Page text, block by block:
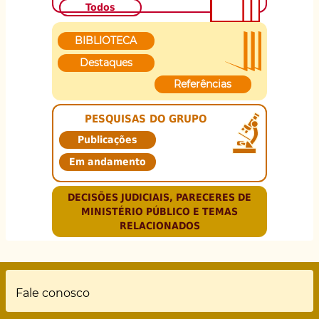
Todos
BIBLIOTECA
Destaques
Referências
PESQUISAS DO GRUPO
Publicações
Em andamento
DECISÕES JUDICIAIS, PARECERES DE
MINISTÉRIO PÚBLICO E TEMAS
RELACIONADOS
Rodapé
Fale conosco